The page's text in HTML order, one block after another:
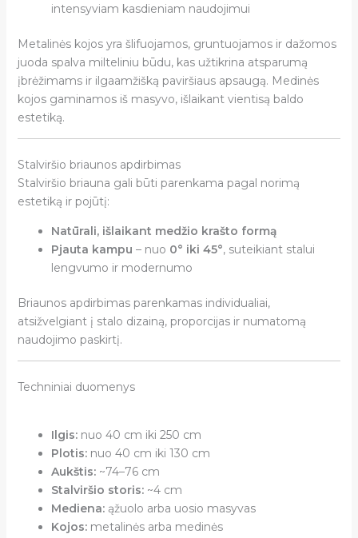
intensyviam kasdieniam naudojimui
Metalinės kojos yra šlifuojamos, gruntuojamos ir dažomos
juoda spalva milteliniu būdu, kas užtikrina atsparumą
įbrėžimams ir ilgaamžišką paviršiaus apsaugą. Medinės
kojos gaminamos iš masyvo, išlaikant vientisą baldo
estetiką.
Stalviršio briaunos apdirbimas
Stalviršio briauna gali būti parenkama pagal norimą
estetiką ir pojūtį:
Natūrali, išlaikant medžio krašto formą
Pjauta kampu – nuo 0° iki 45°, suteikiant stalui
lengvumo ir modernumo
Briaunos apdirbimas parenkamas individualiai,
atsižvelgiant į stalo dizainą, proporcijas ir numatomą
naudojimo paskirtį.
Techniniai duomenys
Ilgis:nuo 40 cm iki 250 cm
Plotis:nuo 40 cm iki 130 cm
Aukštis:~74–76 cm
Stalviršio storis:~4 cm
Mediena:ąžuolo arba uosio masyvas
Kojos:metalinės arba medinės